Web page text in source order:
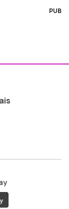
PUB
ao